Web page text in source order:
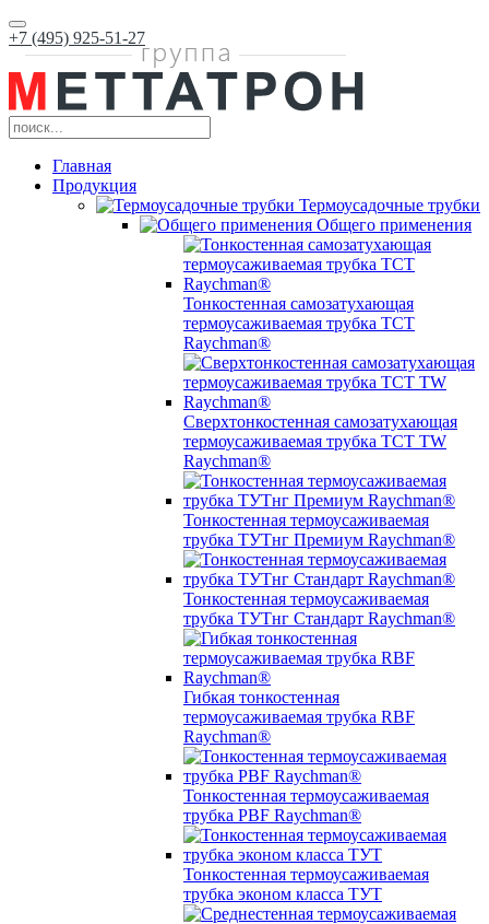
+7 (495) 925-51-27
Главная
Продукция
Термоусадочные трубки
Общего применения
Тонкостенная самозатухающая
термоусаживаемая трубка ТCT
Raychman®
Сверхтонкостенная самозатухающая
термоусаживаемая трубка ТCT TW
Raychman®
Тонкостенная термоусаживаемая
трубка ТУТнг Премиум Raychman®
Тонкостенная термоусаживаемая
трубка ТУТнг Стандарт Raychman®
Гибкая тонкостенная
термоусаживаемая трубка RBF
Raychman®
Тонкостенная термоусаживаемая
трубка PBF Raychman®
Тонкостенная термоусаживаемая
трубка эконом класса ТУТ